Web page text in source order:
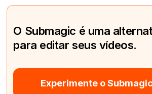
O Submagic é uma
para editar seus vídeos.
Experimente o